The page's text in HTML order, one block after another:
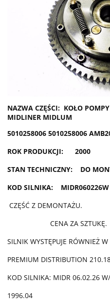
NAZWA CZĘŚCI: KOŁO
MIDLINER MIDLUM
5010258006 5010258006
ROK PRODUKCJI: 2000
STAN TECHNICZNY: DO
KOD SILNIKA: MIDR060226W
CZĘŚĆ Z DEMONTAŻU.
CENA ZA SZTUKĘ.
SILNIK WYSTĘPUJE RÓWNIEŻ W
PREMIUM DISTRIBUTION
KOD SILNIKA: MIDR 06.02.26
1996.04